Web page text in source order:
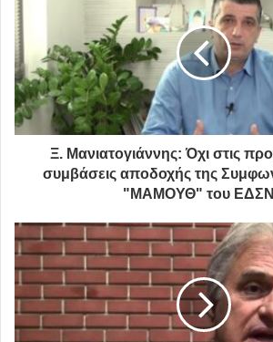
Ξ. Μανιατογιάννης: Όχι στις
συμβάσεις αποδοχής της
"ΜΑΜΟΥΘ" του